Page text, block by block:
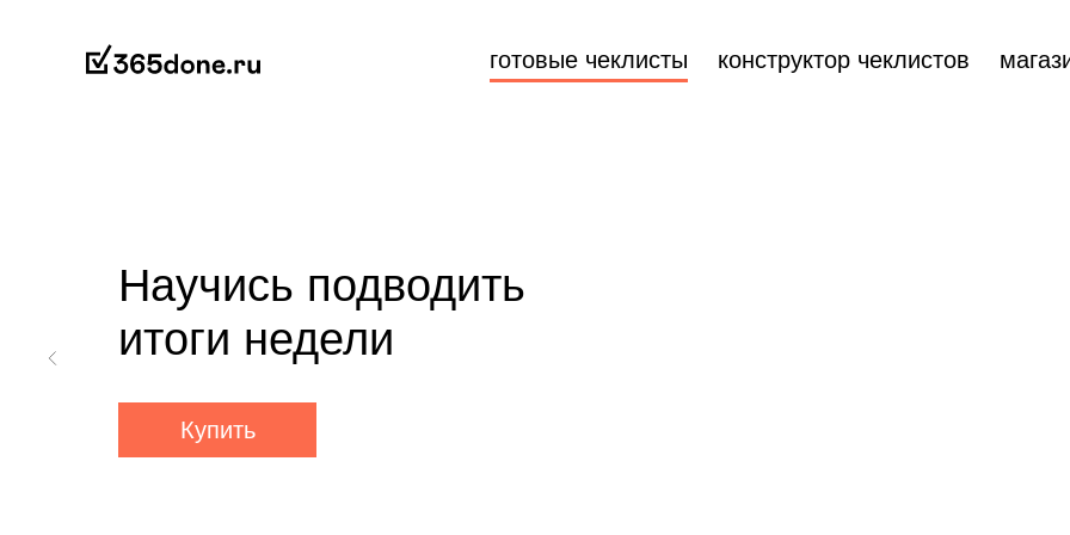
готовые чеклисты конструктор чеклистов
Научись подводить
итоги недели
Купить